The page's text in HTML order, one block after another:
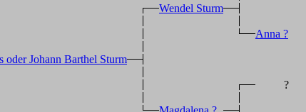
Wendel Sturm
Anna ?
oder Johann Barthel Sturm
?